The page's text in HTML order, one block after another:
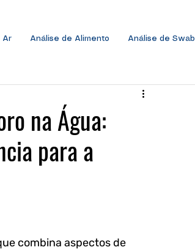
Ar Análise de Alimento Análise de Swab
na Água:
para a
combina aspectos de